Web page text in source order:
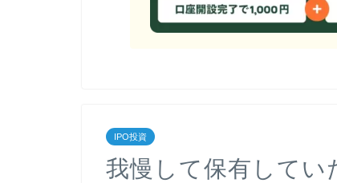
IPO投資
我慢して保有してい